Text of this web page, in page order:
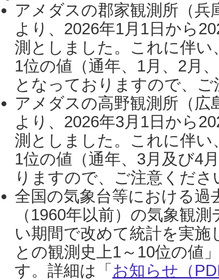
アメダスの郡家観測所（
より、2026年1月1日から
測としました。これに伴い
1位の値（通年、1月、2月
となっておりますので、
アメダスの高野観測所（
より、2026年3月1日から
測としました。これに伴い
1位の値（通年、3月及び4
りますので、ご注意くだ
全国の気象台等における過
（1960年以前）の気象観
い期間で改めて統計を実
との観測史上1～10位の値
す。詳細は「 お知らせ（